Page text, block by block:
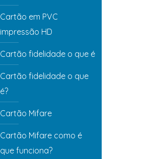
Cartão em PVC
impressão HD
Cartão fidelidade o que é
Cartão fidelidade o que
é?
Cartão Mifare
Cartão Mifare como é
que funciona?